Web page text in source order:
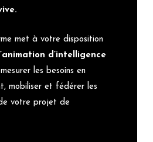
met à votre disposition
d’intelligence
les besoins en
mobiliser et fédérer les
votre projet de